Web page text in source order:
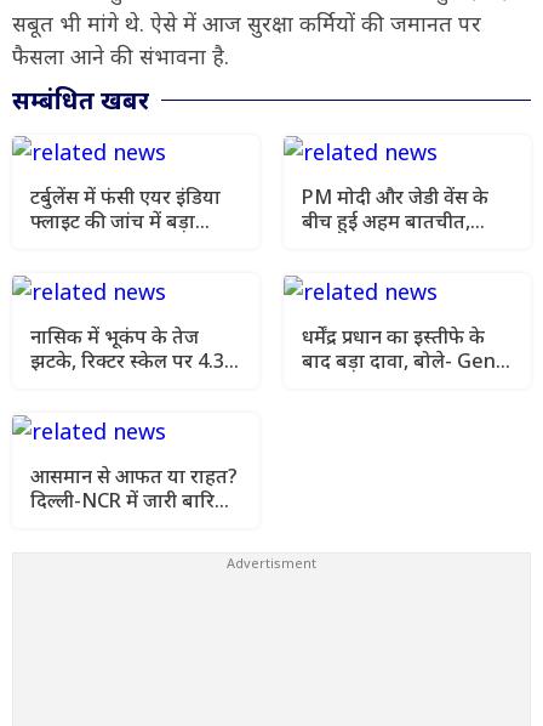
सबूत भी मांगे थे. ऐसे में आज सुरक्षा कर्मियों की जमानत पर
फैसला आने की संभावना है.
सम्बंधित खबर
टर्बुलेंस में फंसी एयर इंडिया
फ्लाइट की जांच में बड़ा
PM मोदी और जेडी वेंस के
बीच हुई अहम बातचीत,
नासिक में भूकंप के तेज
झटके, रिक्टर स्केल पर 4.3
धर्मेंद्र प्रधान का इस्तीफे के
बाद बड़ा दावा, बोले- Gen Z
आसमान से आफत या राहत?
दिल्ली-NCR में जारी बारिश